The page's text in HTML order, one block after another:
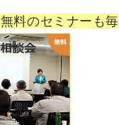
料のセミナーも